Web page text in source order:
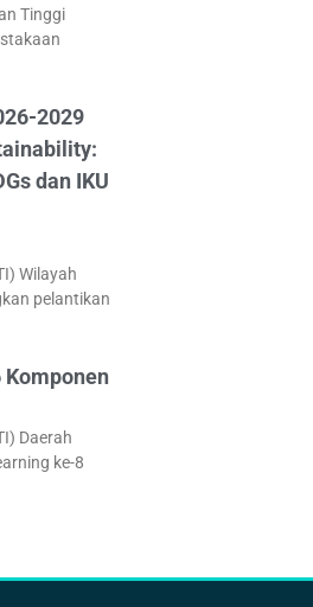
Tinggi
2029
dan IKU
Wilayah
pelantikan
Daerah
ke-8